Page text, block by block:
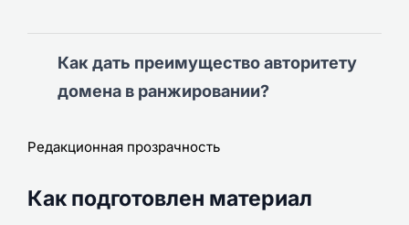
Как дать преимущество авторитету
домена в ранжировании?
Редакционная прозрачность
Как подготовлен материал